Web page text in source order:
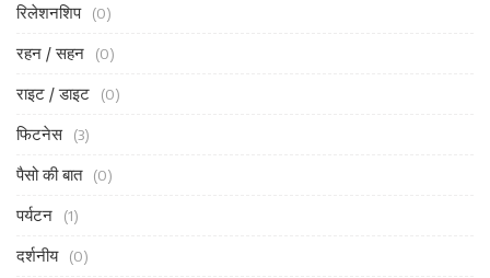
रिलेशनशिप (0)
रहन / सहन (0)
राइट / डाइट (0)
फिटनेस (3)
पैसो की बात (0)
पर्यटन (1)
दर्शनीय (0)